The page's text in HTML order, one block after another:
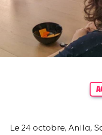
Le 24 octobre, Anila,